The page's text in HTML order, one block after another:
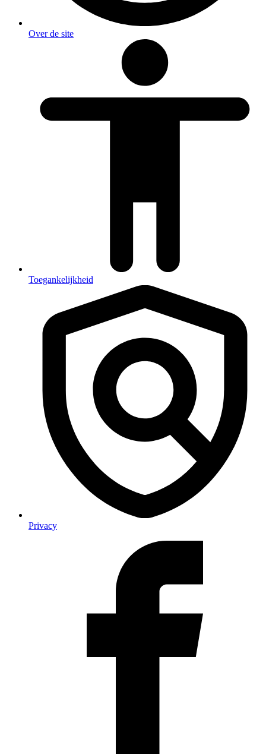
Over de site
Toegankelijkheid
Privacy